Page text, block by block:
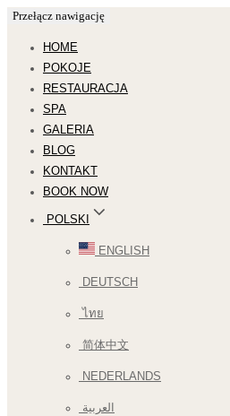
Przełącz nawigację
HOME
POKOJE
RESTAURACJA
SPA
GALERIA
BLOG
KONTAKT
BOOK NOW
POLSKI
ENGLISH
DEUTSCH
ไทย
简体中文
NEDERLANDS
العربية